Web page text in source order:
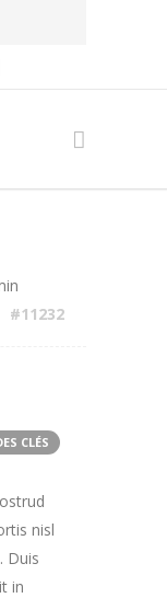
#11232
CLÉS
nisl
Duis
in